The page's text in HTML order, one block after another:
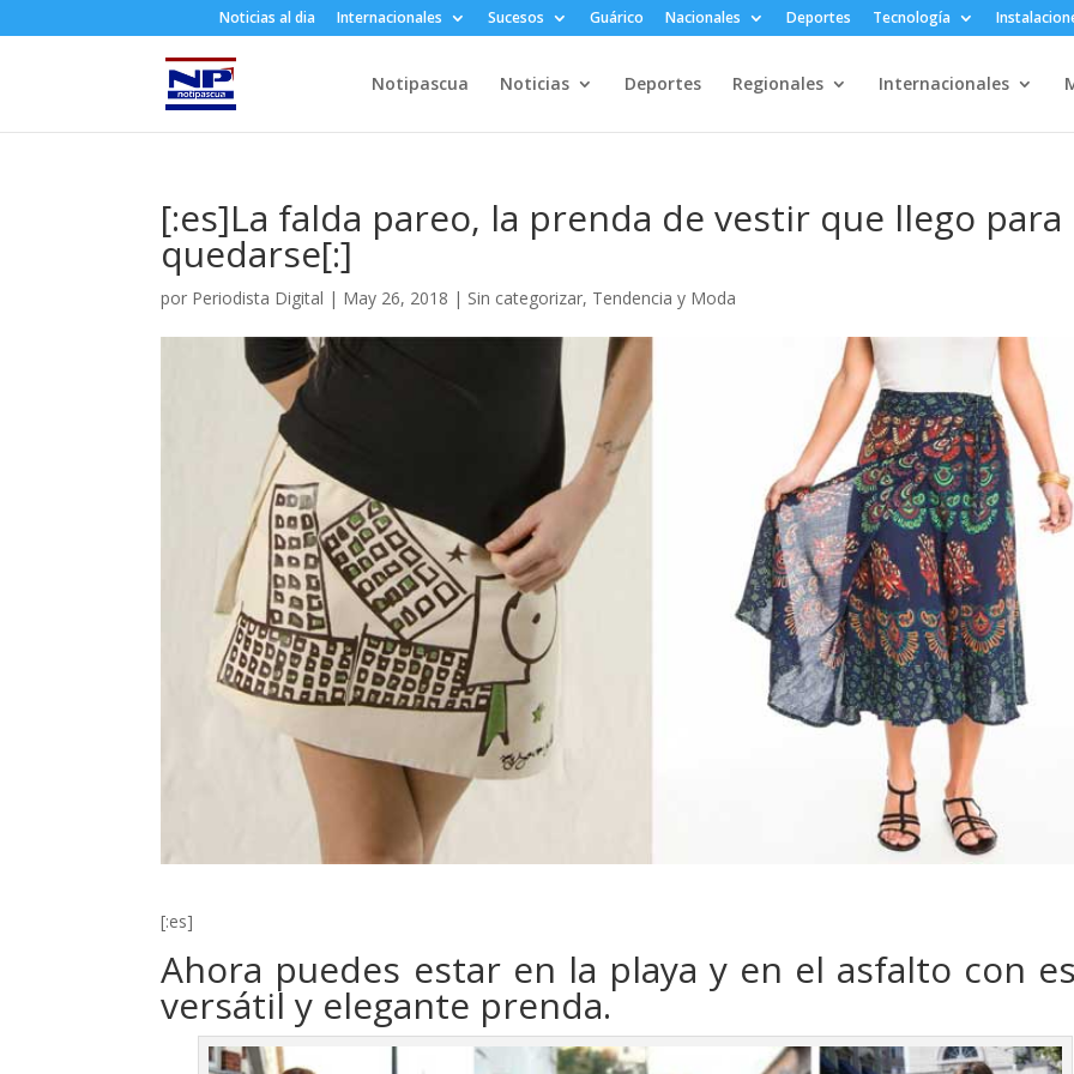
Noticias al dia Internacionales Sucesos Guárico Nacionales Deportes Tecnología
Notipascua Noticias Deportes Regionales Internacionales
[:es]La falda pareo, la prenda de vestir que llego para
quedarse[:]
por Periodista Digital | May 26, 2018 | Sin categorizar, Tendencia y Moda
[:es]
Ahora puedes estar en la playa y en el asfalto con
versátil y elegante prenda.